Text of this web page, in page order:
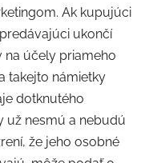
Ak kupujúci
ukončí
účely priameho
takejto námietky
dotknutého
už nesmú a nebudú
že jeho osobné